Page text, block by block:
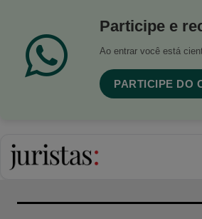
Participe e
Ao entrar você está
PARTICIPE DO